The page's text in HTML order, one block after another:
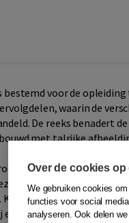
bestemd voor de
waarin de
De reeks benadert
met talrijke
die niet met
taken zijn het beheren,
van naamgeving,
rol. Bovenal is het
Over de cookies op
We gebruiken cookies
functies voor social
analyseren. Ook delen